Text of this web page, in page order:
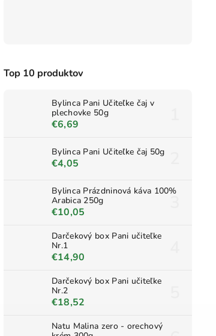
Top 10 produktov
Bylinca Pani Učiteľke čaj v
plechovke 50g
€6,69
Bylinca Pani Učiteľke čaj 50g
€4,05
Bylinca Prázdninová káva 100%
Arabica 250g
€10,05
Darčekový box Pani učiteľke
Nr.1
€14,90
Darčekový box Pani učiteľke
Nr.2
€18,52
Natu Malina zero - orechový